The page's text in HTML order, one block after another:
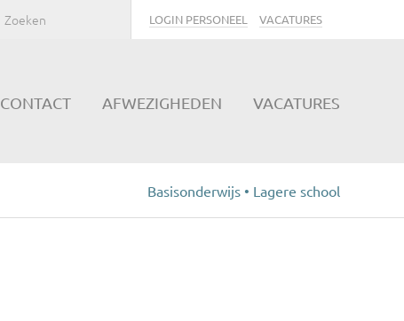
LOGIN PERSONEEL VACATURES
CONTACT AFWEZIGHEDEN VACATURES
Basisonderwijs • Lagere school